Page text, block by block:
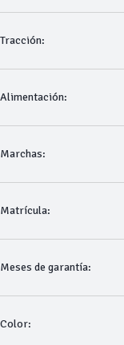
Tracción:
Alimentación:
Marchas:
Matrícula:
Meses de garantía:
Color: